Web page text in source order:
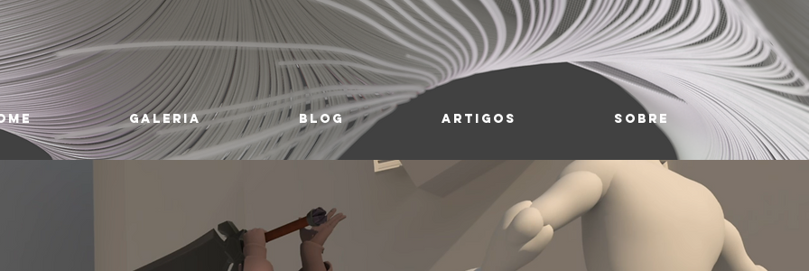
Galeria Blog Artigos Sobre